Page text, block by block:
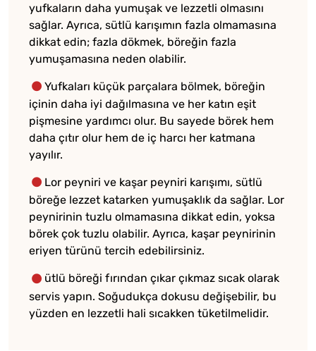
yufkaların daha yumuşak ve lezzetli olmasını
sağlar. Ayrıca, sütlü karışımın fazla olmamasına
dikkat edin; fazla dökmek, böreğin fazla
yumuşamasına neden olabilir.
Yufkaları küçük parçalara bölmek, böreğin
içinin daha iyi dağılmasına ve her katın eşit
pişmesine yardımcı olur. Bu sayede börek hem
daha çıtır olur hem de iç harcı her katmana
yayılır.
Lor peyniri ve kaşar peyniri karışımı, sütlü
böreğe lezzet katarken yumuşaklık da sağlar. Lor
peynirinin tuzlu olmamasına dikkat edin, yoksa
börek çok tuzlu olabilir. Ayrıca, kaşar peynirinin
eriyen türünü tercih edebilirsiniz.
ütlü böreği fırından çıkar çıkmaz sıcak olarak
servis yapın. Soğudukça dokusu değişebilir, bu
yüzden en lezzetli hali sıcakken tüketilmelidir.